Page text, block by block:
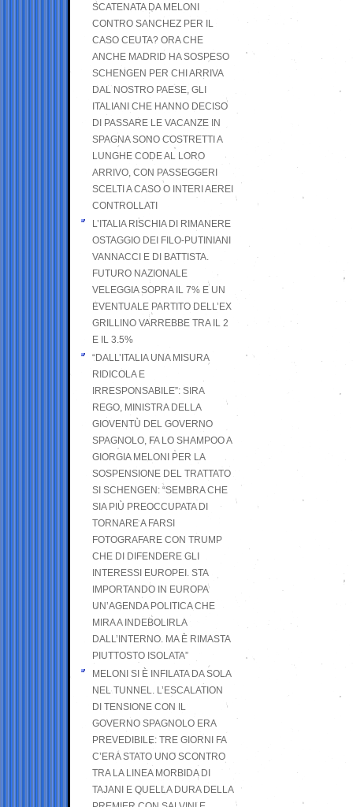
SCATENATA DA MELONI
CONTRO SANCHEZ PER IL
CASO CEUTA? ORA CHE
ANCHE MADRID HA SOSPESO
SCHENGEN PER CHI ARRIVA
DAL NOSTRO PAESE, GLI
ITALIANI CHE HANNO DECISO
DI PASSARE LE VACANZE IN
SPAGNA SONO COSTRETTI A
LUNGHE CODE AL LORO
ARRIVO, CON PASSEGGERI
SCELTI A CASO O INTERI AEREI
CONTROLLATI
L’ITALIA RISCHIA DI RIMANERE
OSTAGGIO DEI FILO-PUTINIANI
VANNACCI E DI BATTISTA.
FUTURO NAZIONALE
VELEGGIA SOPRA IL 7% E UN
EVENTUALE PARTITO DELL’EX
GRILLINO VARREBBE TRA IL 2
E IL 3.5%
“DALL’ITALIA UNA MISURA
RIDICOLA E
IRRESPONSABILE”: SIRA
REGO, MINISTRA DELLA
GIOVENTÙ DEL GOVERNO
SPAGNOLO, FA LO SHAMPOO A
GIORGIA MELONI PER LA
SOSPENSIONE DEL TRATTATO
SI SCHENGEN: “SEMBRA CHE
SIA PIÙ PREOCCUPATA DI
TORNARE A FARSI
FOTOGRAFARE CON TRUMP
CHE DI DIFENDERE GLI
INTERESSI EUROPEI. STA
IMPORTANDO IN EUROPA
UN’AGENDA POLITICA CHE
MIRA A INDEBOLIRLA
DALL’INTERNO. MA È RIMASTA
PIUTTOSTO ISOLATA”
MELONI SI È INFILATA DA SOLA
NEL TUNNEL. L’ESCALATION
DI TENSIONE CON IL
GOVERNO SPAGNOLO ERA
PREVEDIBILE: TRE GIORNI FA
C’ERA STATO UNO SCONTRO
TRA LA LINEA MORBIDA DI
TAJANI E QUELLA DURA DELLA